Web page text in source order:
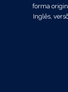
forma
Inglês,